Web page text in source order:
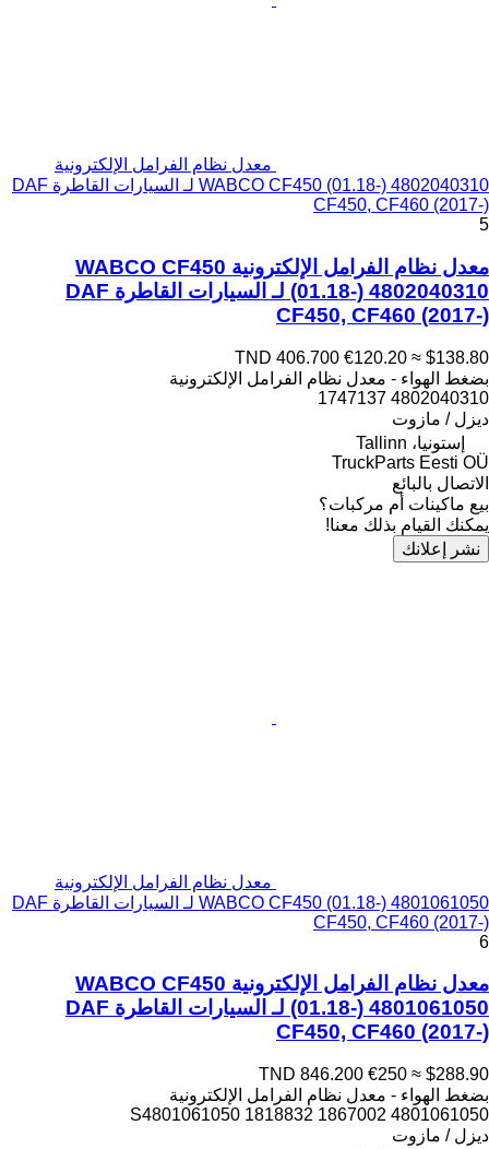
معدل نظام الفرامل الإلكترونية
WABCO CF450 (01.18-) 4802040310 لـ السيارات القاطرة DAF
CF450, CF460 (2017-)
5
معدل نظام الفرامل الإلكترونية WABCO CF450
(01.18-) 4802040310 لـ السيارات القاطرة DAF
CF450, CF460 (2017-)
TND 406.700 €120.20 ≈ $138.80
بضغط الهواء - معدل نظام الفرامل الإلكترونية
4802040310 1747137
ديزل / مازوت
إستونيا، Tallinn
TruckParts Eesti OÜ
الاتصال بالبائع
بيع ماكينات أم مركبات؟
يمكنك القيام بذلك معنا!
نشر إعلانك
معدل نظام الفرامل الإلكترونية
WABCO CF450 (01.18-) 4801061050 لـ السيارات القاطرة DAF
CF450, CF460 (2017-)
6
معدل نظام الفرامل الإلكترونية WABCO CF450
(01.18-) 4801061050 لـ السيارات القاطرة DAF
CF450, CF460 (2017-)
TND 846.200 €250 ≈ $288.90
بضغط الهواء - معدل نظام الفرامل الإلكترونية
4801061050 1867002 S4801061050 1818832
ديزل / مازوت